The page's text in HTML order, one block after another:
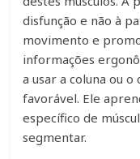
disfunção e não à
movimento e
informações
a usar a coluna ou
favorável. Ele
específico de
segmentar.